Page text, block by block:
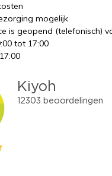
mogelijk
is geopend (telefonisch)
tot 17:00